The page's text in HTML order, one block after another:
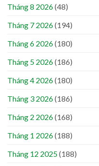
Tháng 8 2026(48)
Tháng 7 2026(194)
Tháng 6 2026(180)
Tháng 5 2026(186)
Tháng 4 2026(180)
Tháng 3 2026(186)
Tháng 2 2026(168)
Tháng 1 2026(188)
Tháng 12 2025(188)